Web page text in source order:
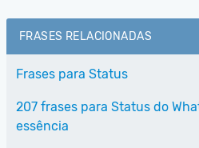
FRASES RELACIONADAS
Frases para Status
207 frases para Status do
essência